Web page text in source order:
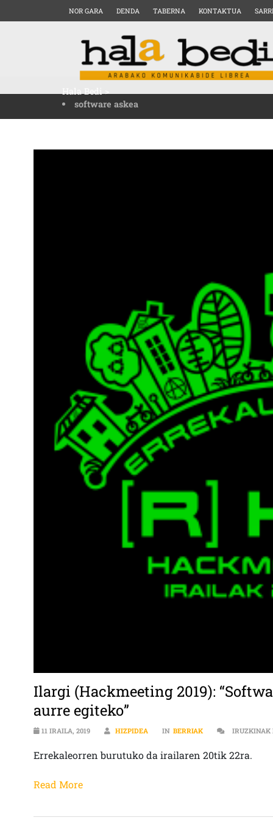
NOR GARA DENDA TABERNA KONTAKTUA
Hala Bedi>
software askea
Ilargi (Hackmeeting 2019):
aurre egiteko”
11 IRAILA, 2019 HIZPIDEA IN BERRIAK IRUZKINAK
Errekaleorren burutuko da irailaren 20tik 22ra.
Read More